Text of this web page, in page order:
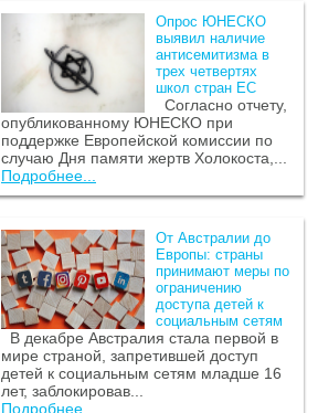
Опрос ЮНЕСКО
выявил наличие
антисемитизма в
трех четвертях
школ стран ЕС
Согласно отчету,
опубликованному ЮНЕСКО при
поддержке Европейской комиссии по
случаю Дня памяти жертв Холокоста,...
Подробнее...
От Австралии до
Европы: страны
принимают меры по
ограничению
доступа детей к
социальным сетям
В декабре Австралия стала первой в
мире страной, запретившей доступ
детей к социальным сетям младше 16
лет, заблокировав...
Подробнее...